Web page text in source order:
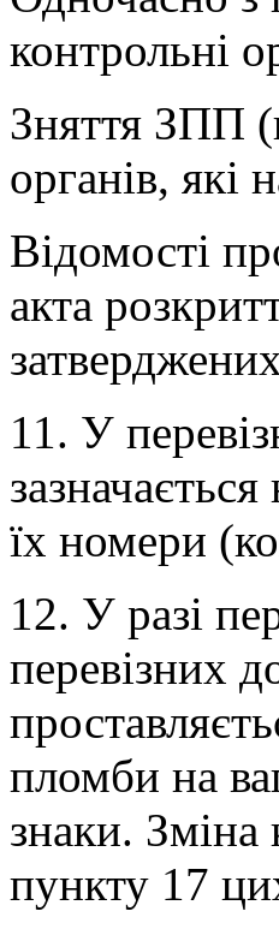
контрольні
Зняття ЗПП
органів,
Відомості
акта
11. У
їх номери
12. У разі
перевізних
пломби на
знаки. Зміна
пункту 17